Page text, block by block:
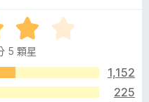
5 顆星
1,152
225